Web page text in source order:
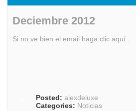
Deciembre 2012
Si no ve bien el email haga clic aquí
©2012 Zurich Informa
Posted: alexdeluxe
Categories: Noticias